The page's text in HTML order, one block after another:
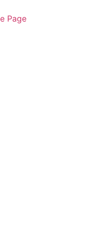
Page